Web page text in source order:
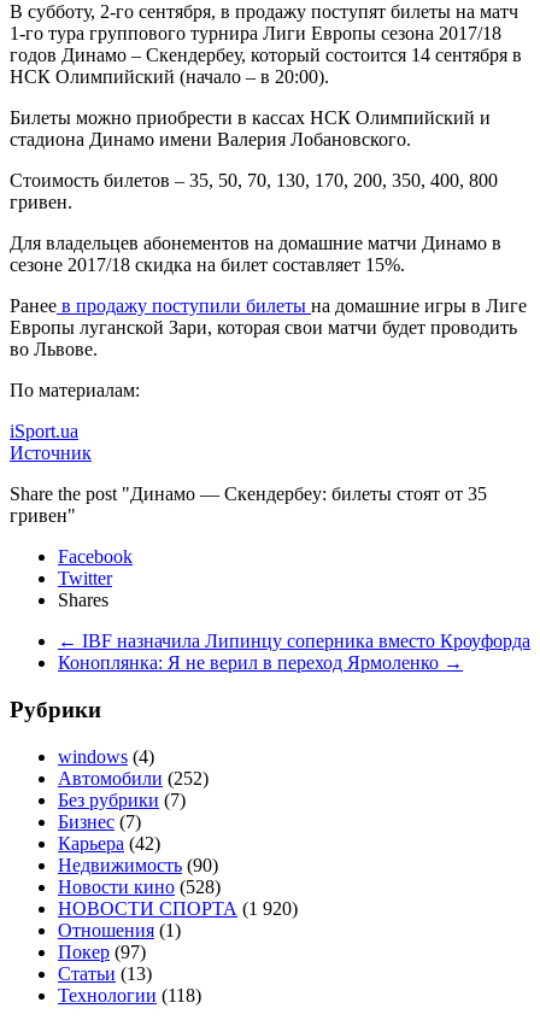
В субботу, 2-го сентября, в продажу поступят билеты на матч
1-го тура группового турнира Лиги Европы сезона 2017/18
годов Динамо – Скендербеу, который состоится 14 сентября в
НСК Олимпийский (начало – в 20:00).
Билеты можно приобрести в кассах НСК Олимпийский и
стадиона Динамо имени Валерия Лобановского.
Стоимость билетов – 35, 50, 70, 130, 170, 200, 350, 400, 800
гривен.
Для владельцев абонементов на домашние матчи Динамо в
сезоне 2017/18 скидка на билет составляет 15%.
Ранее в продажу поступили билеты на домашние игры в Лиге
Европы луганской Зари, которая свои матчи будет проводить
во Львове.
По материалам:
iSport.ua
Источник
Share the post "Динамо — Скендербеу: билеты стоят от 35
гривен"
Facebook
Twitter
Shares
← IBF назначила Липинцу соперника вместо Кроуфорда
Коноплянка: Я не верил в переход Ярмоленко →
Рубрики
windows (4)
Автомобили (252)
Без рубрики (7)
Бизнес (7)
Карьера (42)
Недвижимость (90)
Новости кино (528)
НОВОСТИ СПОРТА (1 920)
Отношения (1)
Покер (97)
Статьи (13)
Технологии (118)